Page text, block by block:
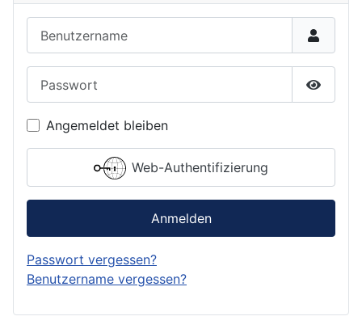
Angemeldet bleiben
Web-Authentifizierung
Anmelden
Passwort vergessen?
Benutzername vergessen?